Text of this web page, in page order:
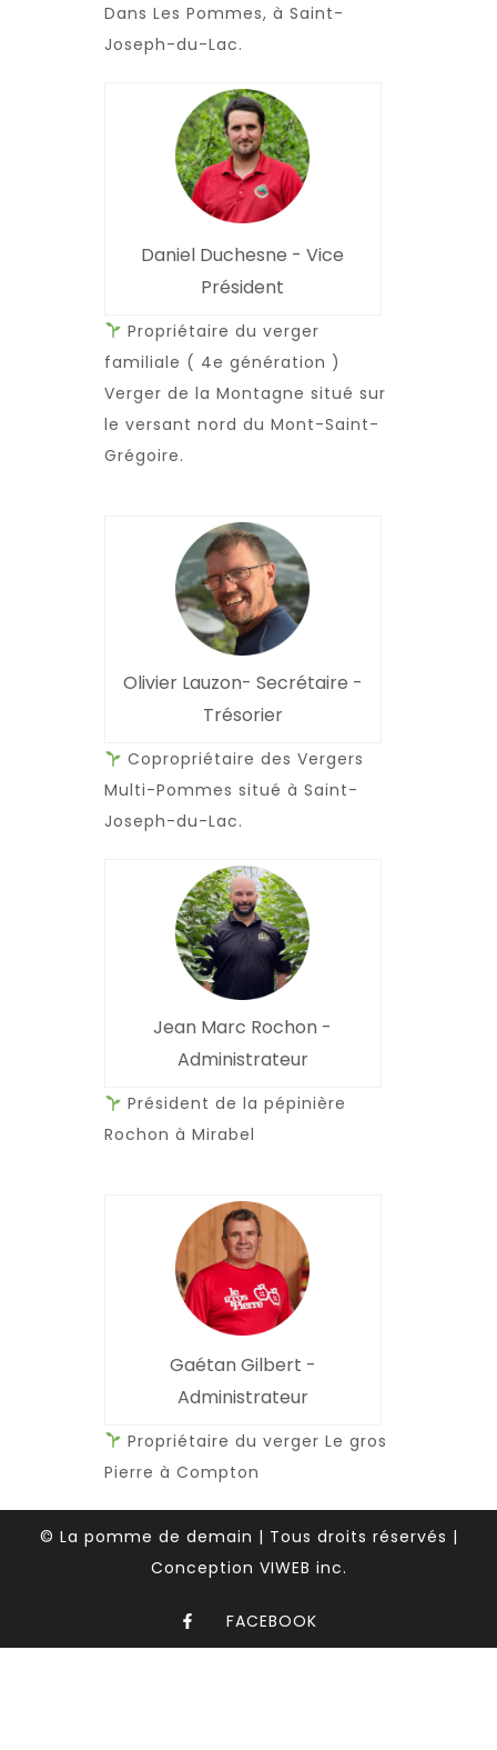
Dans Les Pommes, à Saint-
Joseph-du-Lac.
Daniel Duchesne - Vice
Président
Propriétaire du verger
familiale ( 4e génération )
Verger de la Montagne situé sur
le versant nord du Mont-Saint-
Grégoire.
Olivier Lauzon- Secrétaire -
Trésorier
Copropriétaire des Vergers
Multi-Pommes situé à Saint-
Joseph-du-Lac.
Jean Marc Rochon -
Administrateur
Président de la pépinière
Rochon à Mirabel
Gaétan Gilbert -
Administrateur
Propriétaire du verger Le gros
Pierre à Compton
© La pomme de demain | Tous droits réservés |
Conception VIWEB inc.
FACEBOOK